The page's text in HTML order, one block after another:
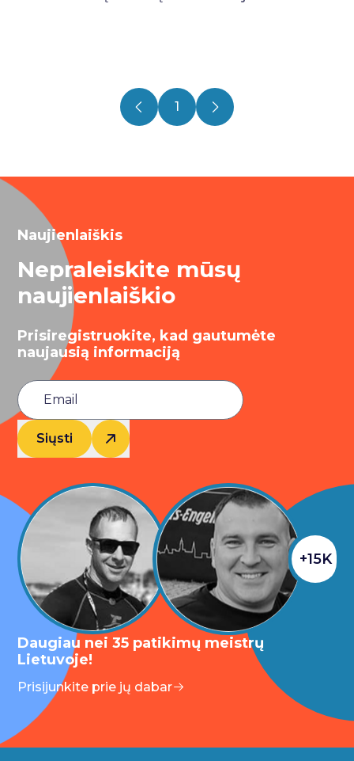
1
Naujienlaiškis
Nepraleiskite mūsų
naujienlaiškio
Prisiregistruokite, kad gautumėte
naujausią informaciją
Siųsti
+15K
Daugiau nei 35 patikimų meistrų
Lietuvoje!
Prisijunkite prie jų dabar